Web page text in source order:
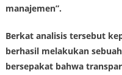
manajemen”.
Berkat analisis tersebut
berhasil melakukan
bersepakat bahwa